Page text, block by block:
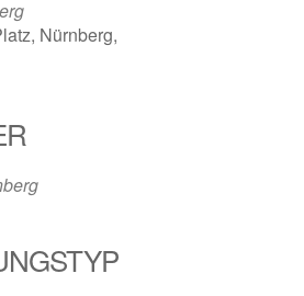
Nürnberg,